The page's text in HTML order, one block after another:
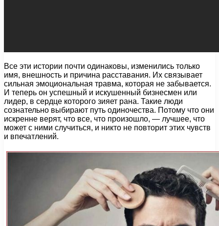
Все эти истории почти одинаковы, изменились только
имя, внешность и причина расставания. Их связывает
сильная эмоциональная травма, которая не забывается.
И теперь он успешный и искушенный бизнесмен или
лидер, в сердце которого зияет рана. Такие люди
сознательно выбирают путь одиночества. Потому что они
искренне верят, что все, что произошло, — лучшее, что
может с ними случиться, и никто не повторит этих чувств
и впечатлений.